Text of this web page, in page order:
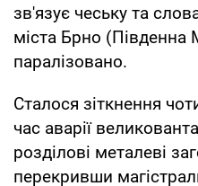
зв'язує чеську та
міста Брно (Південна
паралізовано.
Сталося зіткнення
час аварії
розділові металеві
перекривши